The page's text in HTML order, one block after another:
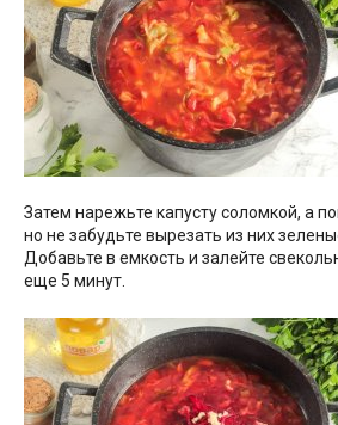
Затем нарежьте капусту соломкой, а
но не забудьте вырезать из них
Добавьте в емкость и залейте
еще 5 минут.